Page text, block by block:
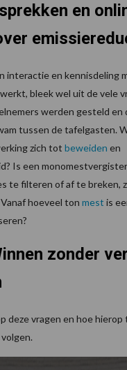
en
interactie en kennisdeling
bleek wel uit de vele
werden gesteld en
tussen de tafelgasten.
zich tot beweiden en
Is een
te filteren of af te breken,
hoeveel ton mest is
zonder
deze vragen en hoe hierop